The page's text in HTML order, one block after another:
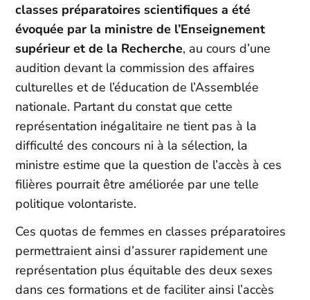
classes préparatoires scientifiques a été
évoquée par la ministre de l’Enseignement
supérieur et de la Recherche, au cours d’une
audition devant la commission des affaires
culturelles et de l’éducation de l’Assemblée
nationale. Partant du constat que cette
représentation inégalitaire ne tient pas à la
difficulté des concours ni à la sélection, la
ministre estime que la question de l’accès à ces
filières pourrait être améliorée par une telle
politique volontariste.
Ces quotas de femmes en classes préparatoires
permettraient ainsi d’assurer rapidement une
représentation plus équitable des deux sexes
dans ces formations et de faciliter ainsi l’accès